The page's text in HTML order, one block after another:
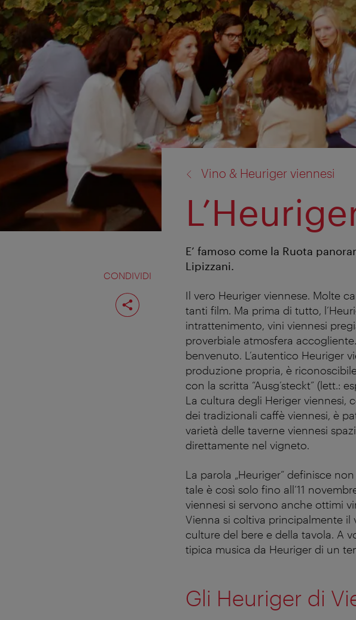
CONDIVIDI
Condividi
pagina
Vino & Heuriger viennesi
E’ famoso come la Ruota
Lipizzani.
Il vero Heuriger viennese. Molte
tanti film. Ma prima di tutto,
intrattenimento, vini viennesi
proverbiale atmosfera
benvenuto. L’autentico Heuriger
produzione propria, è
con la scritta “Ausg’steckt” (lett.:
La cultura degli Heriger viennesi,
dei tradizionali caffè viennesi, è
varietà delle taverne viennesi
direttamente nel vigneto.
La parola „Heuriger“ definisce
tale è così solo fino all’11
viennesi si servono anche ottimi
Vienna si coltiva principalmente il
culture del bere e della tavola. A
tipica musica da Heuriger di un
Gli Heuriger di